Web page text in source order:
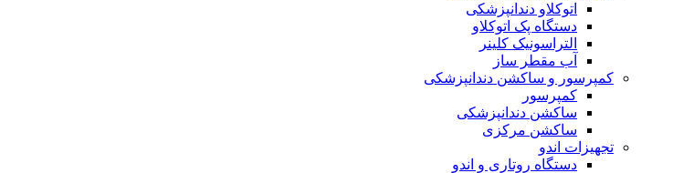
اتوکلاو دندانپزشکی
دستگاه پک اتوکلاو
التراسونیک کلینر
آب مقطر ساز
کمپرسور و ساکشن دندانپزشکی
کمپرسور
ساکشن دندانپزشکی
ساکشن مرکزی
تجهیزات اندو
دستگاه روتاری و اندو